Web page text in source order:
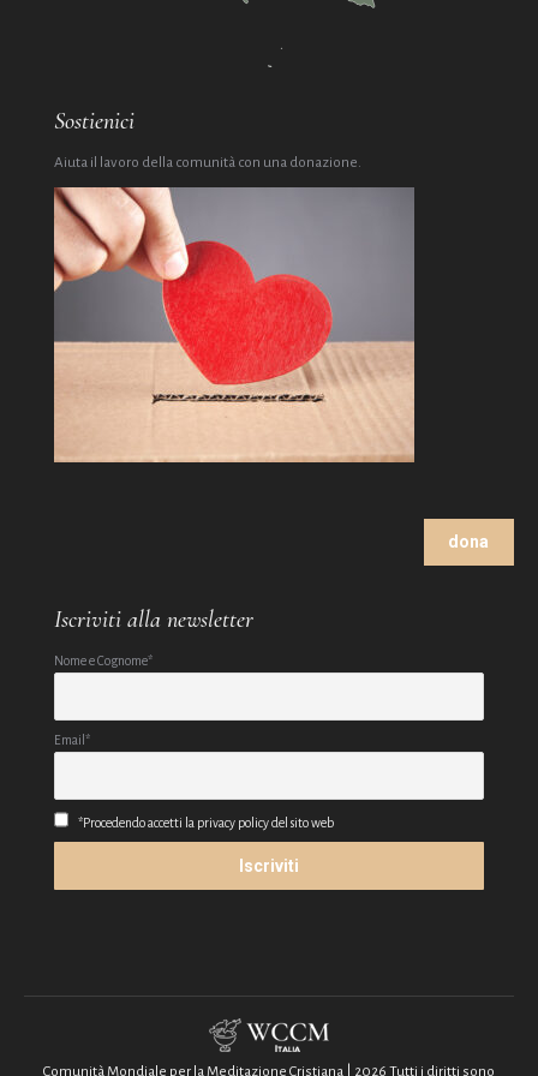
Sostienici
Aiuta il lavoro della comunità con una donazione.
dona
Iscriviti alla newsletter
Nome e Cognome*
Email*
*Procedendo accetti la privacy policy del sito web
Comunità Mondiale per la Meditazione Cristiana | 2026 Tutti i diritti sono